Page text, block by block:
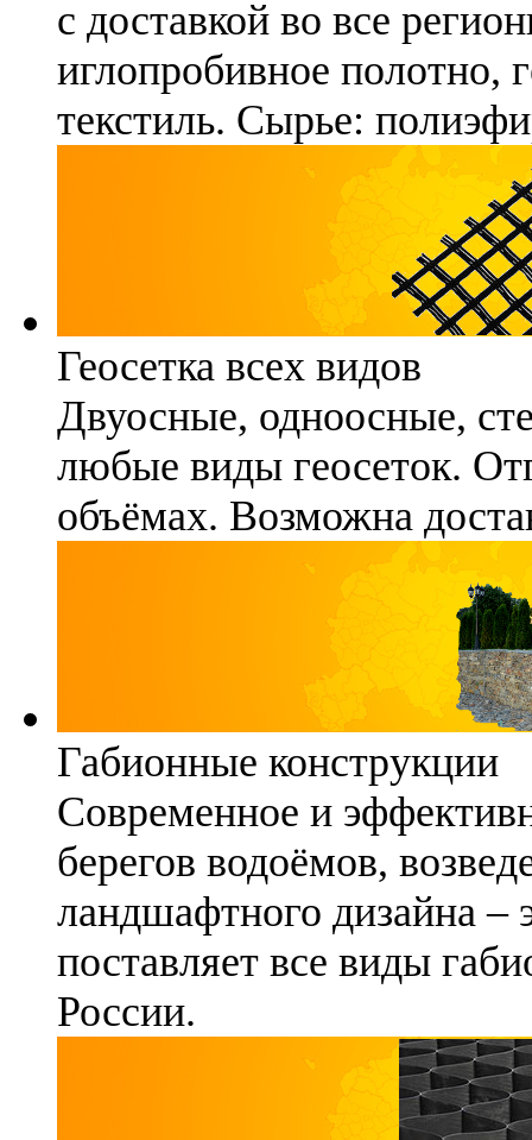
с доставкой во все
иглопробивное полотно,
текстиль. Сырье:
Геосетка всех видов
Двуосные, одноосные,
любые виды геосеток.
объёмах. Возможна
Габионные конструкции
Современное и
берегов водоёмов,
ландшафтного дизайна
поставляет все виды
России.